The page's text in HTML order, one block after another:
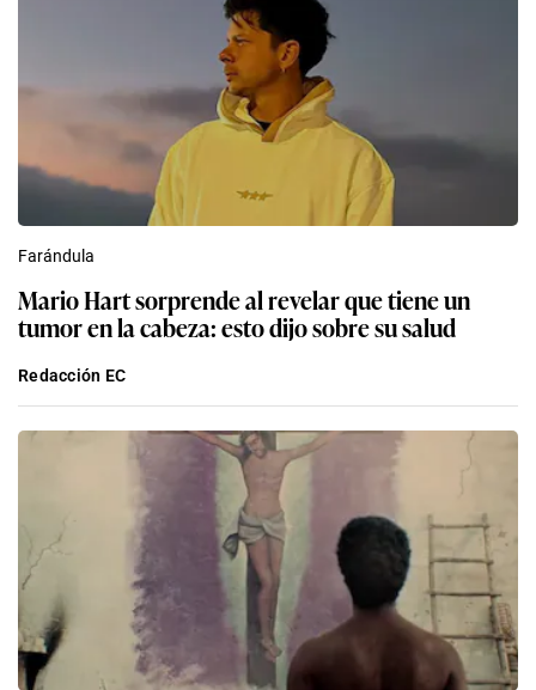
Farándula
Mario Hart sorprende al revelar que tiene un
tumor en la cabeza: esto dijo sobre su salud
Redacción EC